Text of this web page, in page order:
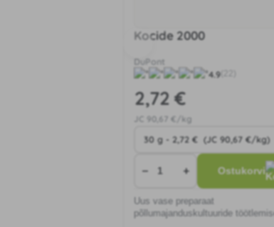
Kocide 2000
DuPont
4.9(22)
2,72 €
90 ,67 €/kg
− + Ostukorvi
Uus vase preparaat
põllumajanduskultuuride